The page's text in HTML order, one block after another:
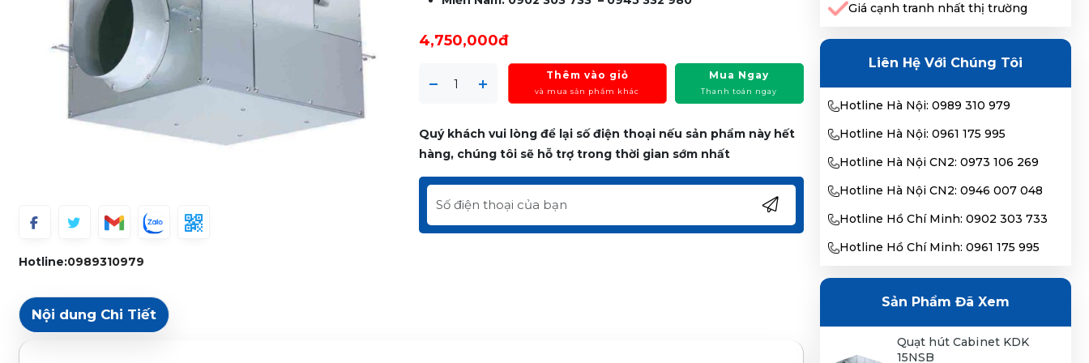
Hotline:0989310979
4,750,000đ
Thêm vào giỏ
và mua sản phẩm khác
Mua Ngay
Thanh toán ngay
Quý khách vui lòng để lại số điện thoại nếu sản phẩm này hết
hàng, chúng tôi sẽ hỗ trợ trong thời gian sớm nhất
Nội dung Chi Tiết
Giá cạnh tranh nhất thị trường
Liên Hệ Với Chúng Tôi
Hotline Hà Nội: 0989 310 979
Hotline Hà Nội: 0961 175 995
Hotline Hà Nội CN2: 0973 106 269
Hotline Hà Nội CN2: 0946 007 048
Hotline Hồ Chí Minh: 0902 303 733
Hotline Hồ Chí Minh: 0961 175 995
Sản Phẩm Đã Xem
Quạt hút Cabinet KDK
15NSB